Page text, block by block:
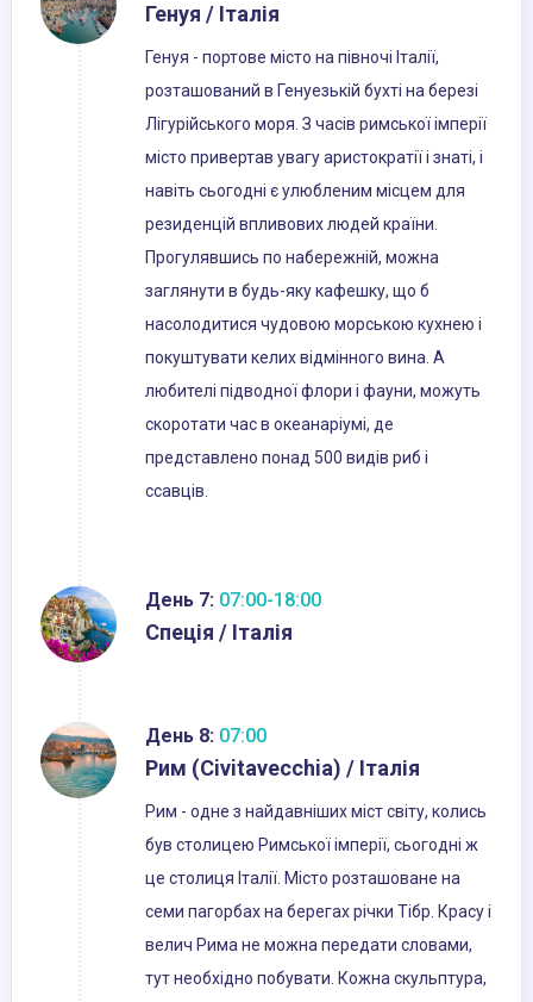
Генуя / Італія
Генуя - портове місто на півночі Італії,
розташований в Генуезькій бухті на березі
Лігурійського моря. З часів римської імперії
місто привертав увагу аристократії і знаті, і
навіть сьогодні є улюбленим місцем для
резиденцій впливових людей країни.
Прогулявшись по набережній, можна
заглянути в будь-яку кафешку, що б
насолодитися чудовою морською кухнею і
покуштувати келих відмінного вина. А
любителі підводної флори і фауни, можуть
скоротати час в океанаріумі, де
представлено понад 500 видів риб і
ссавців.
День 7: 07:00-18:00
Спеція / Італія
День 8: 07:00
Рим (Civitavecchia) / Італія
Рим - одне з найдавніших міст світу, колись
був столицею Римської імперії, сьогодні ж
це столиця Італії. Місто розташоване на
семи пагорбах на берегах річки Тібр. Красу і
велич Рима не можна передати словами,
тут необхідно побувати. Кожна скульптура,